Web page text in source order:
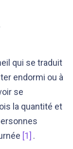
qui se traduit
endormi ou à
se
la quantité et
[1] .